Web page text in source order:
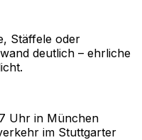
Stäffele oder
deutlich – ehrliche
Uhr in München
im Stuttgarter